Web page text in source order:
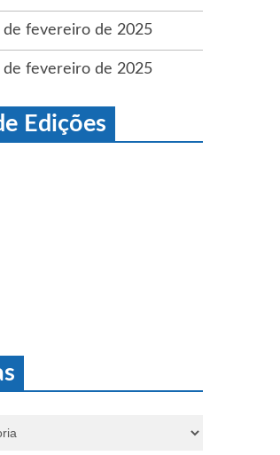
de fevereiro de 2025
de fevereiro de 2025
Edições